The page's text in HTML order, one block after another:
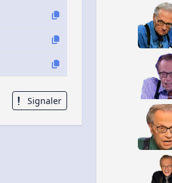
Signaler